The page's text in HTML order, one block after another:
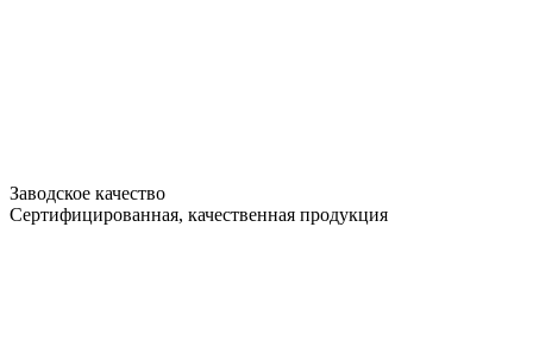
Заводское качество
Сертифицированная, качественная продукция